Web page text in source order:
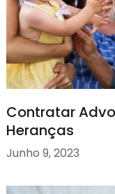
Contratar
Heranças
Junho 9, 2023